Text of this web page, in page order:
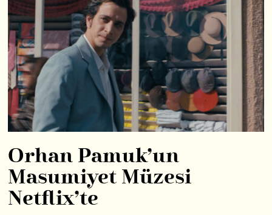
Orhan Pamuk’un
Masumiyet Müzesi
Netflix’te